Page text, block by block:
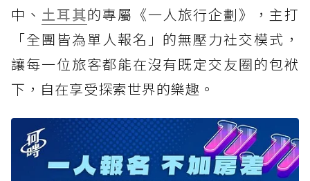
中、 土耳其的專屬《一人旅行企劃》，主打
「全團皆為單人報名」的無壓力社交模式，
讓每一位旅客都能在沒有既定交友圈的包袱
下，自在享受探索世界的樂趣。